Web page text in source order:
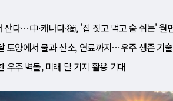
다⋯中·캐나다·獨, '집 짓고 먹고 숨 쉬는' 월
토양에서 물과 산소, 연료까지⋯우주 생존 기
우주 벽돌, 미래 달 기지 활용 기대